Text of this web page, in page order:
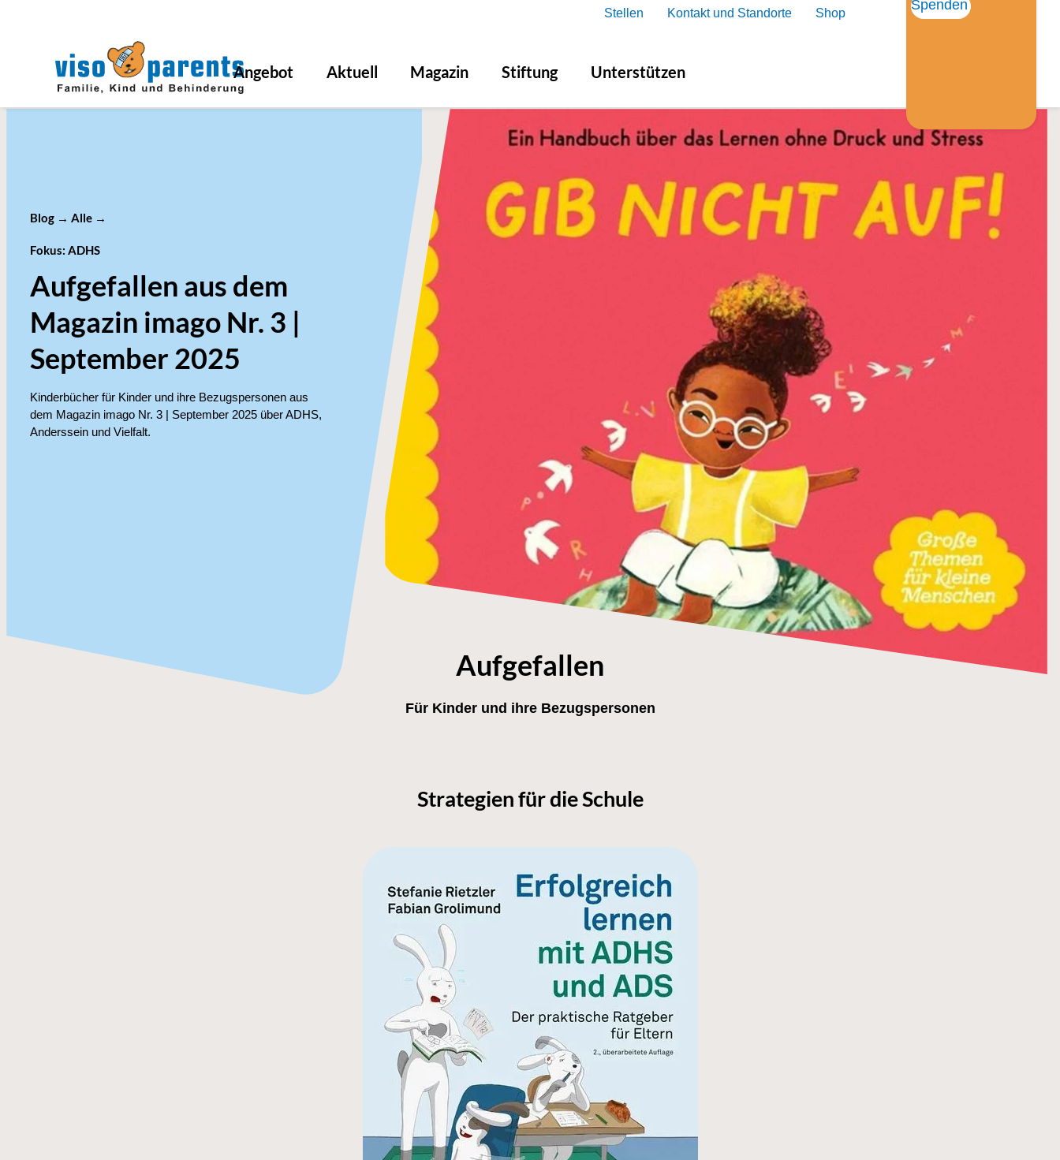
Stellen Kontakt und Standorte Shop
Angebot Aktuell Magazin Stiftung Unterstützen
Spenden
Blog → Alle →
Fokus: ADHS
Aufgefallen aus dem
Magazin imago Nr. 3 |
September 2025
Kinderbücher für Kinder und ihre Bezugspersonen aus
dem Magazin imago Nr. 3 | September 2025 über ADHS,
Anderssein und Vielfalt.
Aufgefallen
Für Kinder und ihre Bezugspersonen
Strategien für die Schule